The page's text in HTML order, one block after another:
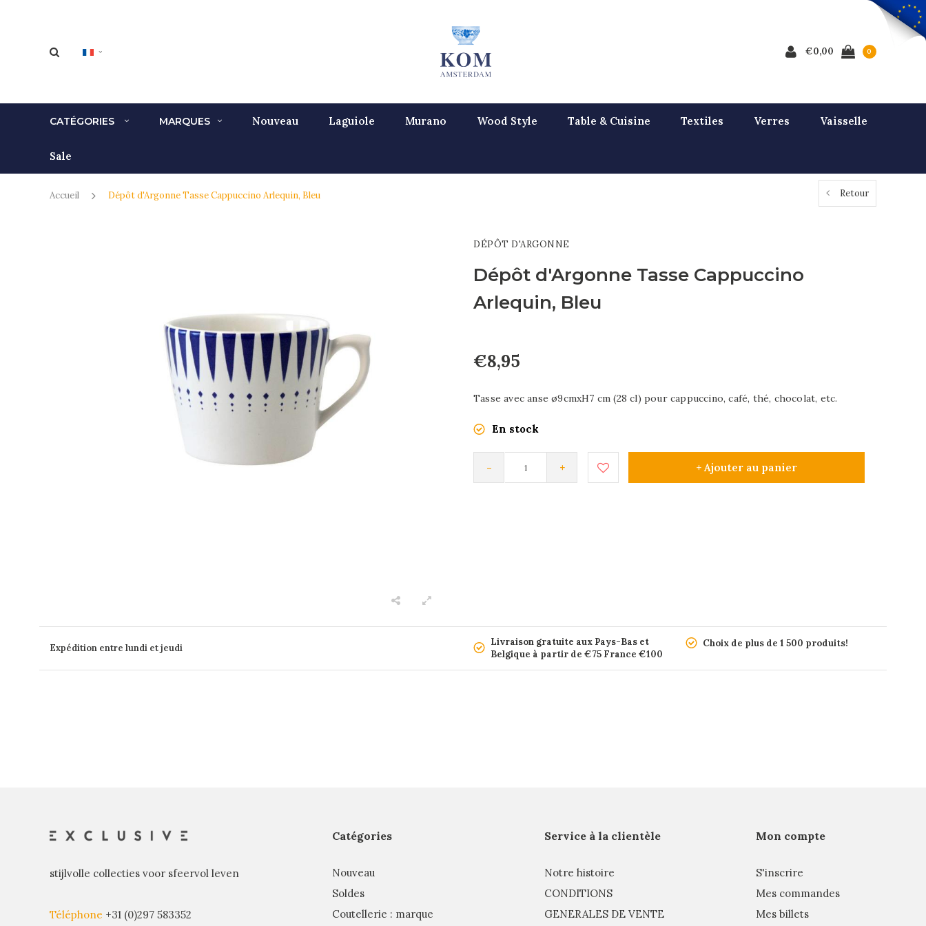
€0,00 0
CATÉGORIES MARQUES Nouveau Laguiole Murano Wood Style Table & Cuisine Textiles Verres Vaisselle
Sale
Accueil Dépôt d'Argonne Tasse Cappuccino Arlequin, Bleu Retour
DÉPÔT D'ARGONNE
Dépôt d'Argonne Tasse Cappuccino
Arlequin, Bleu
€8,95
Tasse avec anse ø9cmxH7 cm (28 cl) pour cappuccino, café, thé, chocolat, etc.
En stock
- + + Ajouter au panier
Expédition entre lundi et jeudi
Livraison gratuite aux Pays-Bas et
Belgique à partir de €75 France €100
Choix de plus de 1 500 produits!
stijlvolle collecties voor sfeervol leven
Téléphone +31 (0)297 583352
Catégories
Nouveau
Soldes
Coutellerie : marque
Service à la clientèle
Notre histoire
CONDITIONS
GENERALES DE VENTE
Mon compte
S'inscrire
Mes commandes
Mes billets